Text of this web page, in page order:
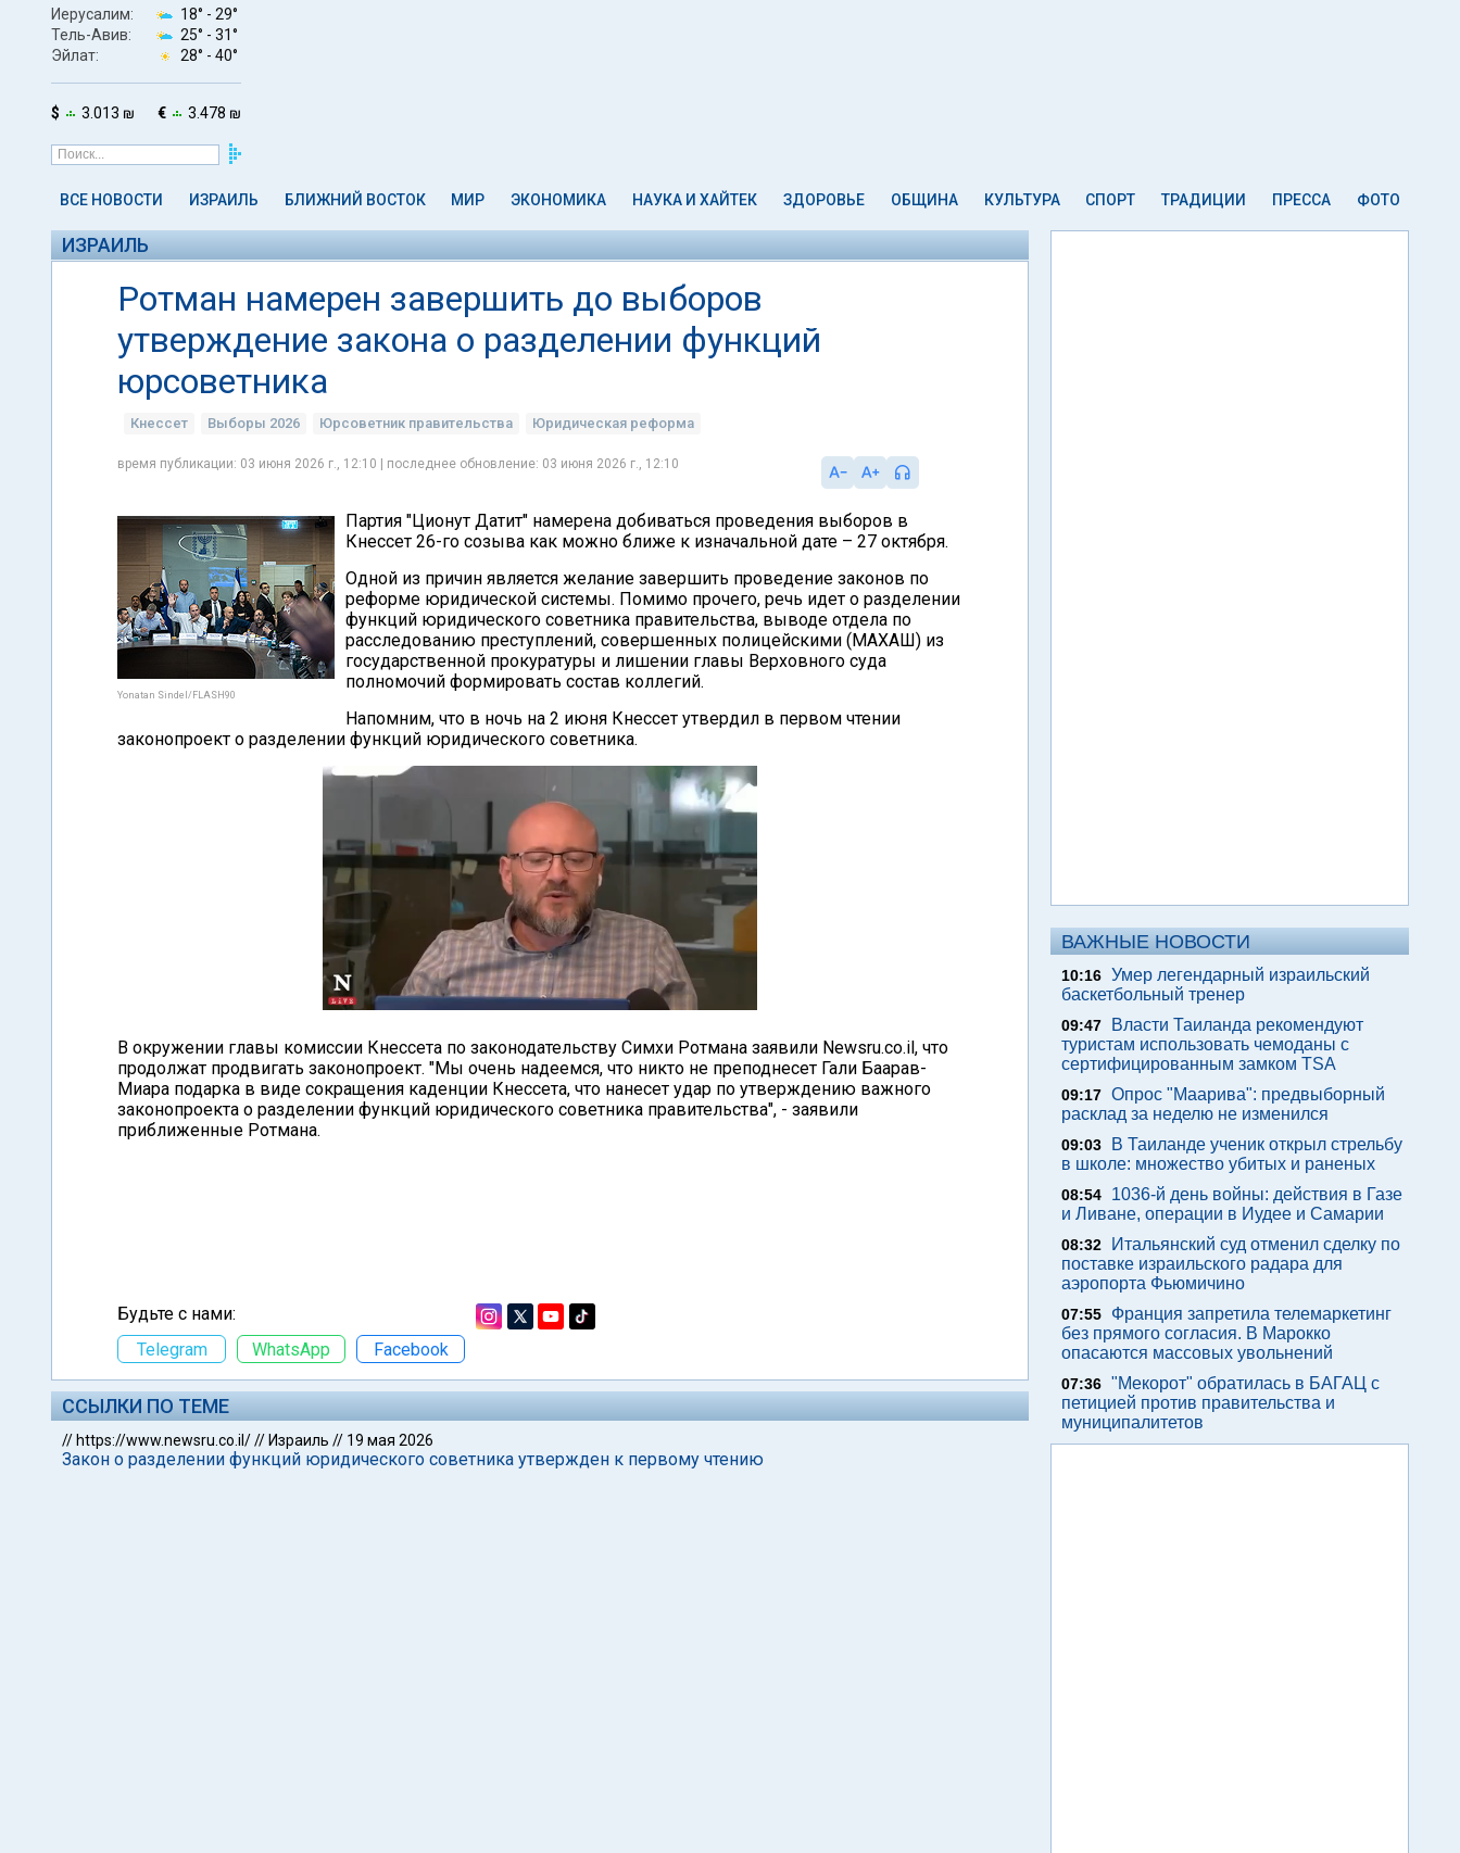
Иерусалим: 18° - 29°
Тель-Авив:
25° - 31°
Эйлат:
28° - 40°
$ 3.013 ₪ € 3.478 ₪
ВСЕ НОВОСТИ ИЗРАИЛЬ БЛИЖНИЙ ВОСТОК МИР ЭКОНОМИКА НАУКА И ХАЙТЕК ЗДОРОВЬЕ ОБЩИНА КУЛЬТУРА СПОРТ ТРАДИЦИИ ПРЕССА ФОТО
ИЗРАИЛЬ
Ротман намерен завершить до выборов
утверждение закона о разделении функций
юрсоветника
Кнессет Выборы 2026 Юрсоветник правительства Юридическая реформа
время публикации: 03 июня 2026 г., 12:10 | последнее обновление: 03 июня 2026 г., 12:10
Yonatan Sindel/FLASH90
Партия "Ционут Датит" намерена добиваться проведения выборов в
Кнессет 26-го созыва как можно ближе к изначальной дате – 27 октября.
Одной из причин является желание завершить проведение законов по
реформе юридической системы. Помимо прочего, речь идет о разделении
функций юридического советника правительства, выводе отдела по
расследованию преступлений, совершенных полицейскими (МАХАШ) из
государственной прокуратуры и лишении главы Верховного суда
полномочий формировать состав коллегий.
Напомним, что в ночь на 2 июня Кнессет утвердил в первом чтении
законопроект о разделении функций юридического советника.
В окружении главы комиссии Кнессета по законодательству Симхи Ротмана заявили Newsru.co.il, что
продолжат продвигать законопроект. "Мы очень надеемся, что никто не преподнесет Гали Баарав-
Миара подарка в виде сокращения каденции Кнессета, что нанесет удар по утверждению важного
законопроекта о разделении функций юридического советника правительства", - заявили
приближенные Ротмана.
Будьте с нами:
Telegram
WhatsApp Facebook
ССЫЛКИ ПО ТЕМЕ
// https://www.newsru.co.il/// Израиль // 19 мая 2026
Закон о разделении функций юридического советника утвержден к первому чтению
ВАЖНЫЕ НОВОСТИ
10:16 Умер легендарный израильский
баскетбольный тренер
09:47
Власти Таиланда рекомендуют
туристам использовать чемоданы с
сертифицированным замком TSA
09:17 Опрос "Mаарива": предвыборный
расклад за неделю не изменился
09:03
В Таиланде ученик открыл стрельбу
в школе: множество убитых и раненых
08:54
1036-й день войны: действия в Газе
и Ливане, операции в Иудее и Самарии
08:32
Итальянский суд отменил сделку по
поставке израильского радара для
аэропорта Фьюмичино
07:55
Франция запретила телемаркетинг
без прямого согласия. В Марокко
опасаются массовых увольнений
07:36 "Мекорот" обратилась в БАГАЦ с
петицией против правительства и
муниципалитетов